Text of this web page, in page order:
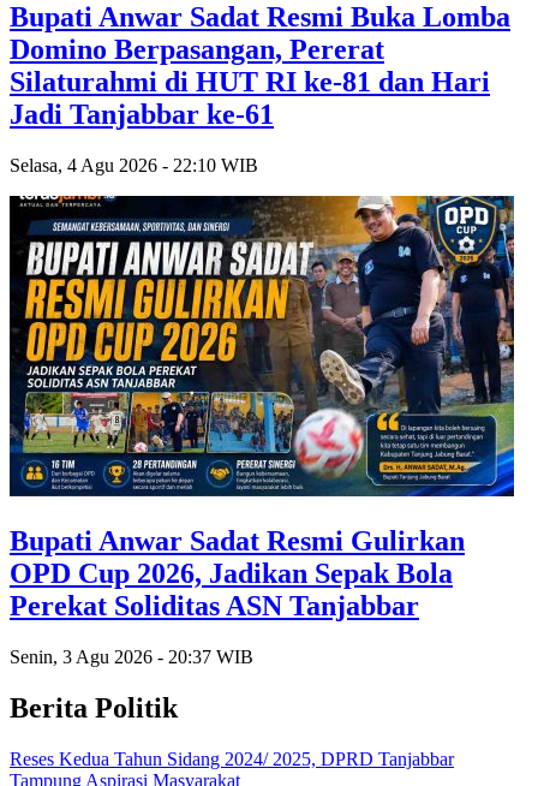
Bupati Anwar Sadat Resmi Buka Lomba
Domino Berpasangan, Pererat
Silaturahmi di HUT RI ke-81 dan Hari
Jadi Tanjabbar ke-61
Selasa, 4 Agu 2026 - 22:10 WIB
Bupati Anwar Sadat Resmi Gulirkan
OPD Cup 2026, Jadikan Sepak Bola
Perekat Soliditas ASN Tanjabbar
Senin, 3 Agu 2026 - 20:37 WIB
Berita Politik
Reses Kedua Tahun Sidang 2024/ 2025, DPRD Tanjabbar
Tampung Aspirasi Masyarakat